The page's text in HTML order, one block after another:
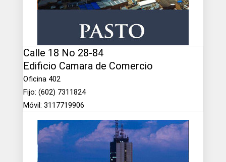
Calle 18 No 28-84
Edificio Camara de Comercio
Oficina 402
Fijo: (602) 7311824
Móvil: 3117719906